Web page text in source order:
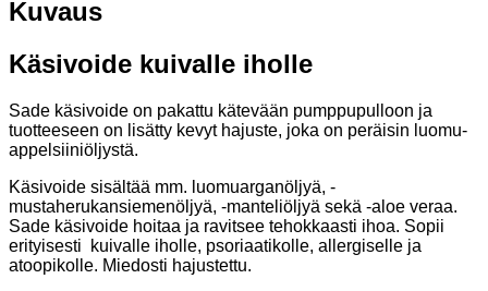
Kuvaus
Käsivoide kuivalle iholle
Sade käsivoide on pakattu kätevään pumppupulloon ja
tuotteeseen on lisätty kevyt hajuste, joka on peräisin luomu-
appelsiiniöljystä.
Käsivoide sisältää mm. luomuarganöljyä, -
mustaherukansiemenöljyä, -manteliöljyä sekä -aloe veraa.
Sade käsivoide hoitaa ja ravitsee tehokkaasti ihoa. Sopii
erityisesti kuivalle iholle, psoriaatikolle, allergiselle ja
atoopikolle. Miedosti hajustettu.